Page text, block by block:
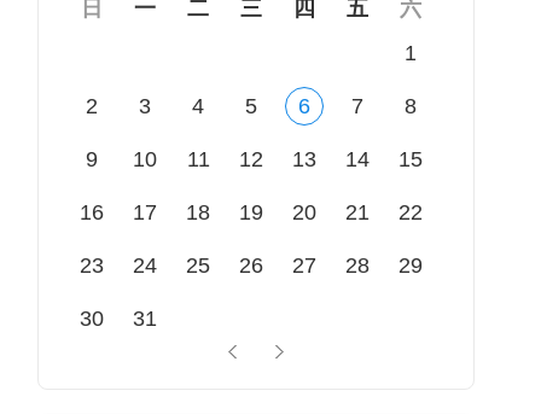
日 一 二 三 四 五
六
1
2 3 4 5 6 7 8
9 10 11 12 13 14 15
16 17 18 19 20 21 22
23 24 25 26 27 28 29
30 31